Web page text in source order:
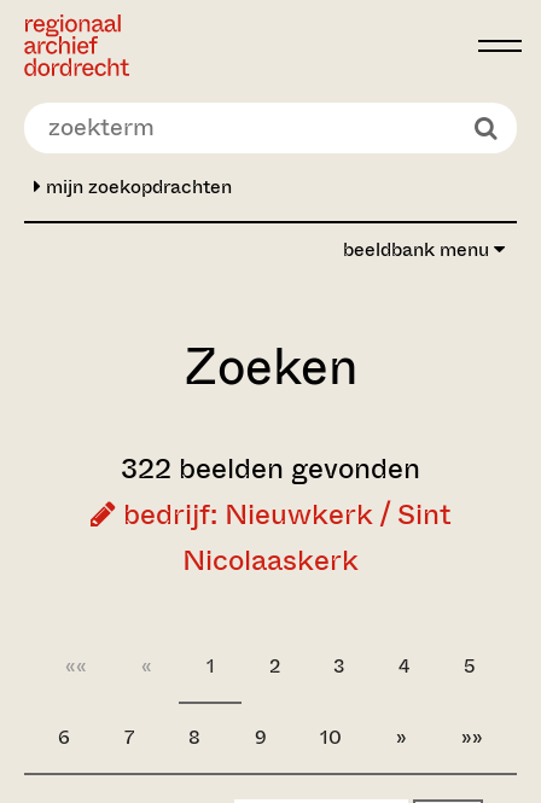
Ga direct naar de inhoud
mijn zoekopdrachten
beeldbank menu
Zoeken
322 beelden gevonden
bedrijf: Nieuwkerk / Sint
Nicolaaskerk
«« « 1 2 3 4 5
6 7 8 9 10 » »»